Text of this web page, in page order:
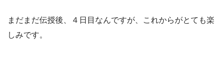
まだまだ伝授後、４日目なんですが、これからがとても楽
しみです。